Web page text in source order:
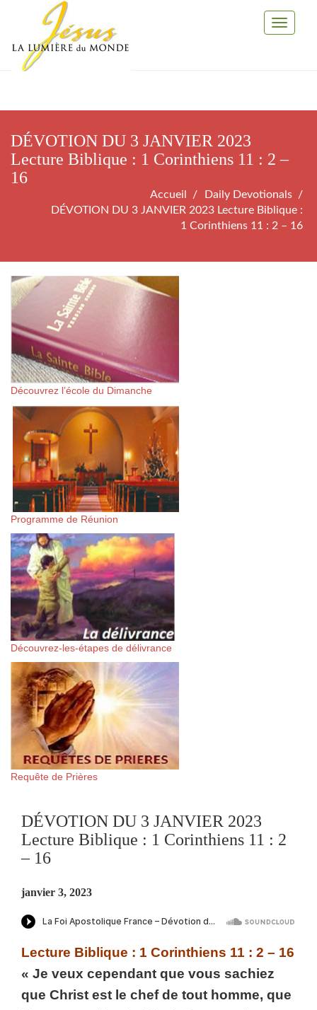
Toggle
DÉVOTION DU 3 JANVIER 2023
Lecture Biblique : 1 Corinthiens 11 : 2 –
16
Accueil
Daily Devotionals
DÉVOTION DU 3 JANVIER 2023 Lecture Biblique :
1 Corinthiens 11 : 2 – 16
Découvrez l’école du Dimanche
Programme de Réunion
Découvrez-les-étapes de délivrance
Requête de Prières
DÉVOTION DU 3 JANVIER 2023
Lecture Biblique : 1 Corinthiens 11 : 2
– 16
janvier 3, 2023
Lecture Biblique : 1 Corinthiens 11 : 2 – 16
« Je veux cependant que vous sachiez
que Christ est le chef de tout homme, que